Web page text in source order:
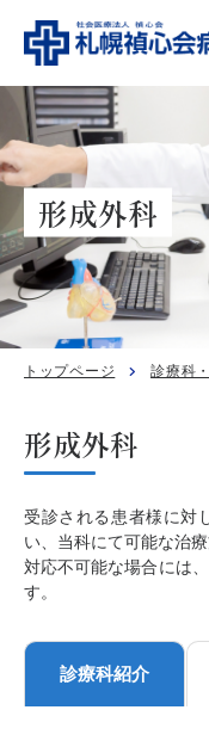
形成外科
トップページ 診療科
形成外科
受診される患者様に対
い、当科にて可能な治
対応不可能な場合には
す。
診療科紹介